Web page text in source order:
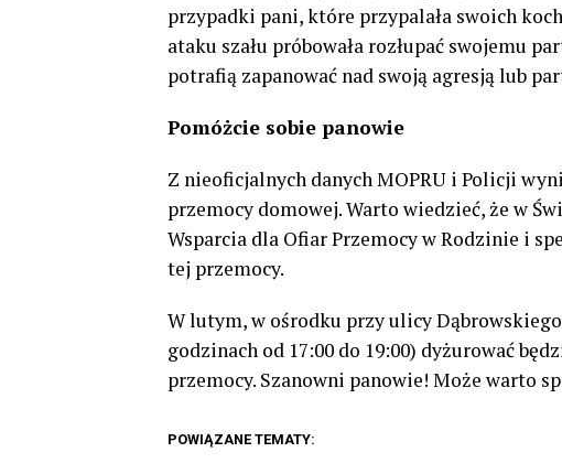
przypadki pani, które przypalała swoich
ataku szału próbowała rozłupać swojemu
potrafią zapanować nad swoją agresją lub
Pomóżcie sobie panowie
Z nieoficjalnych danych MOPRU i Policji
przemocy domowej. Warto wiedzieć, że w
Wsparcia dla Ofiar Przemocy w Rodzinie i
tej przemocy.
W lutym, w ośrodku przy ulicy
godzinach od 17:00 do 19:00) dyżurować
przemocy. Szanowni panowie! Może warto
POWIĄZANE TEMATY: